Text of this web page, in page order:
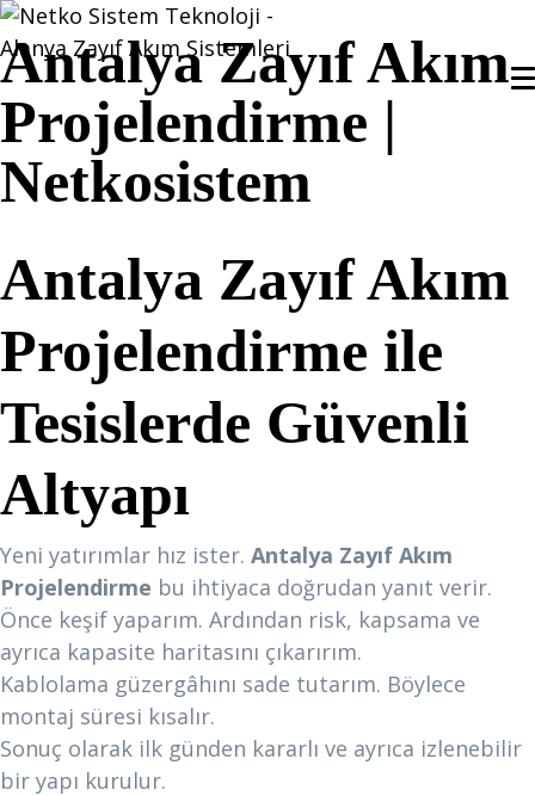
Antalya Zayıf Akım
Projelendirme |
Netkosistem
Antalya Zayıf Akım
Projelendirme ile
Tesislerde Güvenli
Altyapı
Yeni yatırımlar hız ister. Antalya Zayıf Akım
Projelendirme bu ihtiyaca doğrudan yanıt verir.
Önce keşif yaparım. Ardından risk, kapsama ve
ayrıca kapasite haritasını çıkarırım.
Kablolama güzergâhını sade tutarım. Böylece
montaj süresi kısalır.
Sonuç olarak ilk günden kararlı ve ayrıca izlenebilir
bir yapı kurulur.